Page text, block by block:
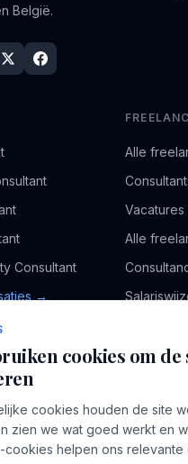
België.
Consultant
→
Alle
Vacatures
Alle
Profiel
cookies om de
cookies houden de site
zien we wat goed werkt en
cookies helpen ons relevante